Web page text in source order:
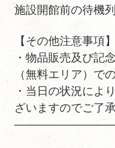
施設開館前の待機
【その他注意事項】
・物品販売及び記
（無料エリア）で
・当日の状況によ
ざいますのでご了